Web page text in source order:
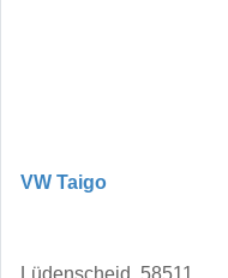
VW Taigo
Lüdenscheid, 58511